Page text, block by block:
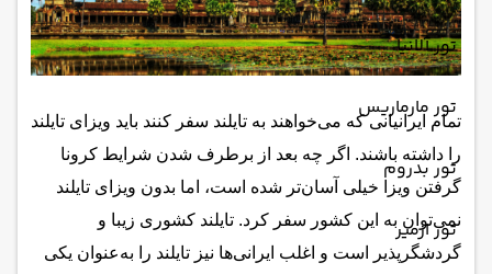
تور آلانیا
تور مارماریس
تور بدروم
تور ازمیر
تمام ایرانیانی که می‌خواهند به تایلند سفر کنند باید ویزای تایلند
را داشته باشند. اگر چه بعد از برطرف شدن شرایط کرونا
گرفتن ویزا خیلی آسان‌تر شده است، اما بدون ویزای تایلند
نمی‌توان به این کشور سفر کرد. تایلند کشوری زیبا و
گردشگرپذیر است و اغلب ایرانی‌ها نیز تایلند را به‌عنوان یکی